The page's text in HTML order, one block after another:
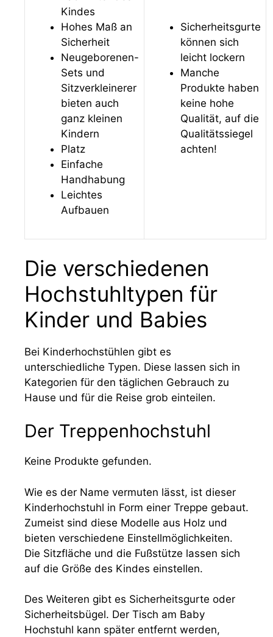
Kindes
Hohes Maß an
Sicherheit
Neugeborenen-
Sets und
Sitzverkleinerer
bieten auch
ganz kleinen
Kindern
Platz
Einfache
Handhabung
Leichtes
Aufbauen
Sicherheitsgurte
können sich
leicht lockern
Manche
Produkte haben
keine hohe
Qualität, auf die
Qualitätssiegel
achten!
Die verschiedenen
Hochstuhltypen für
Kinder und Babies
Bei Kinderhochstühlen gibt es
unterschiedliche Typen. Diese lassen sich in
Kategorien für den täglichen Gebrauch zu
Hause und für die Reise grob einteilen.
Der Treppenhochstuhl
Keine Produkte gefunden.
Wie es der Name vermuten lässt, ist dieser
Kinderhochstuhl in Form einer Treppe gebaut.
Zumeist sind diese Modelle aus Holz und
bieten verschiedene Einstellmöglichkeiten.
Die Sitzfläche und die Fußstütze lassen sich
auf die Größe des Kindes einstellen.
Des Weiteren gibt es Sicherheitsgurte oder
Sicherheitsbügel. Der Tisch am Baby
Hochstuhl kann später entfernt werden,